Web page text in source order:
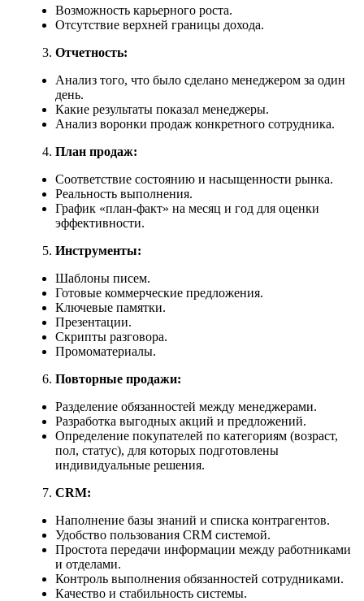
Возможность карьерного роста.
Отсутствие верхней границы дохода.
Отчетность:
Анализ того, что было сделано менеджером за один
день.
Какие результаты показал менеджеры.
Анализ воронки продаж конкретного сотрудника.
План продаж:
Соответствие состоянию и насыщенности рынка.
Реальность выполнения.
График «план-факт» на месяц и год для оценки
эффективности.
Инструменты:
Шаблоны писем.
Готовые коммерческие предложения.
Ключевые памятки.
Презентации.
Скрипты разговора.
Промоматериалы.
Повторные продажи:
Разделение обязанностей между менеджерами.
Разработка выгодных акций и предложений.
Определение покупателей по категориям (возраст,
пол, статус), для которых подготовлены
индивидуальные решения.
CRM:
Наполнение базы знаний и списка контрагентов.
Удобство пользования CRM системой.
Простота передачи информации между работниками
и отделами.
Контроль выполнения обязанностей сотрудниками.
Качество и стабильность системы.